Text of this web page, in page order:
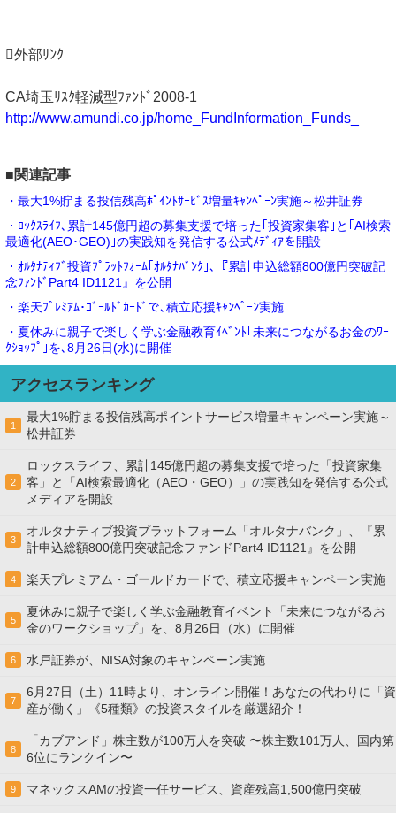
外部ﾘﾝｸ
CA埼玉ﾘｽｸ軽減型ﾌｧﾝﾄﾞ2008-1
http://www.amundi.co.jp/home_FundInformation_Funds_
■関連記事
・最大1%貯まる投信残高ﾎﾟｲﾝﾄｻｰﾋﾞｽ増量ｷｬﾝﾍﾟｰﾝ実施～松井証券
・ﾛｯｸｽﾗｲﾌ､累計145億円超の募集支援で培った｢投資家集客｣と｢AI検索
最適化(AEO･GEO)｣の実践知を発信する公式ﾒﾃﾞｨｱを開設
・ｵﾙﾀﾅﾃｨﾌﾞ投資ﾌﾟﾗｯﾄﾌｫｰﾑ｢ｵﾙﾀﾅﾊﾞﾝｸ｣､『累計申込総額800億円突破記
念ﾌｧﾝﾄﾞPart4 ID1121』を公開
・楽天ﾌﾟﾚﾐｱﾑ･ｺﾞｰﾙﾄﾞｶｰﾄﾞで､積立応援ｷｬﾝﾍﾟｰﾝ実施
・夏休みに親子で楽しく学ぶ金融教育ｲﾍﾞﾝﾄ｢未来につながるお金のﾜｰ
ｸｼｮｯﾌﾟ｣を､8月26日(水)に開催
アクセスランキング
1
最大1%貯まる投信残高ポイントサービス増量キャンペーン実施～
松井証券
2
ロックスライフ、累計145億円超の募集支援で培った「投資家集
客」と「AI検索最適化（AEO・GEO）」の実践知を発信する公式
メディアを開設
3
オルタナティブ投資プラットフォーム「オルタナバンク」、『累
計申込総額800億円突破記念ファンドPart4 ID1121』を公開
4 楽天プレミアム・ゴールドカードで、積立応援キャンペーン実施
5
夏休みに親子で楽しく学ぶ金融教育イベント「未来につながるお
金のワークショップ」を、8月26日（水）に開催
6 水戸証券が、NISA対象のキャンペーン実施
7
6月27日（土）11時より、オンライン開催！あなたの代わりに「資
産が働く」《5種類》の投資スタイルを厳選紹介！
8
「カブアンド」株主数が100万人を突破 〜株主数101万人、国内第
6位にランクイン〜
9 マネックスAMの投資一任サービス、資産残高1,500億円突破